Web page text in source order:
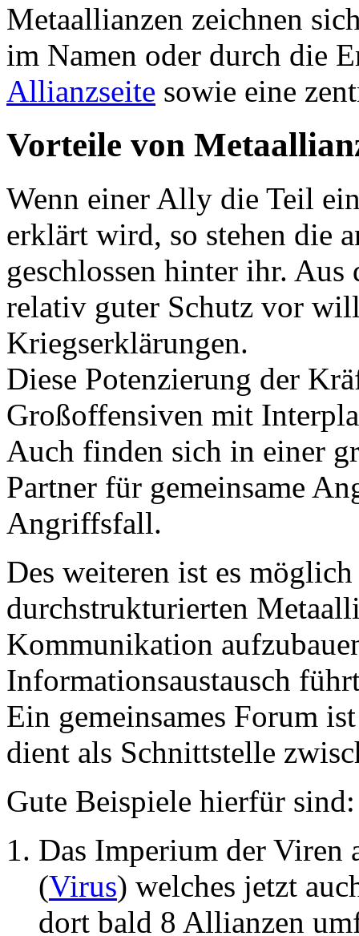
Metaallianzen zeichnen
im Namen oder durch die
Allianzseite sowie eine
Vorteile von
Wenn einer Ally die Teil
erklärt wird, so stehen die
geschlossen hinter ihr.
relativ guter Schutz vor
Kriegserklärungen.
Diese Potenzierung der
Großoffensiven mit
Auch finden sich in einer
Partner für gemeinsame
Angriffsfall.
Des weiteren ist es
durchstrukturierten
Kommunikation
Informationsaustausch
Ein gemeinsames Forum
dient als Schnittstelle
Gute Beispiele hierfür sind:
Das Imperium der Viren
(Virus) welches jetzt
dort bald 8 Allianzen